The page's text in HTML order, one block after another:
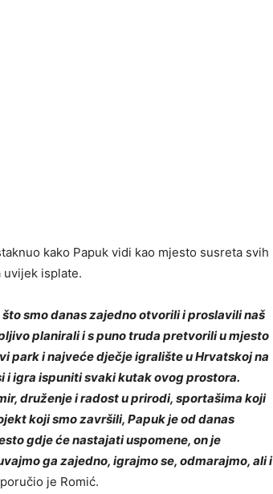
kako Papuk vidi kao mjesto susreta svih
uvijek isplate.
smo danas zajedno otvorili i proslavili naš
planirali i s puno truda pretvorili u mjesto
park i najveće dječje igralište u Hrvatskoj na
i igra ispuniti svaki kutak ovog prostora.
druženje i radost u prirodi, sportašima koji
koji smo završili, Papuk je od danas
gdje će nastajati uspomene, on je
ga zajedno, igrajmo se, odmarajmo, ali i
poručio je Romić.